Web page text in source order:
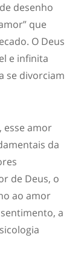
desenho
que
O Deus
e infinita
se divorciam
esse amor
da
de Deus, o
ao amor
a